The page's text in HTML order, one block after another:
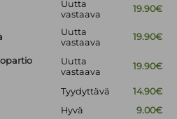
Uutta
vastaava
19.90€
Uutta
vastaava
19.90€
Uutta
vastaava
19.90€
Tyydyttävä
14.90€
Hyvä
9.00€